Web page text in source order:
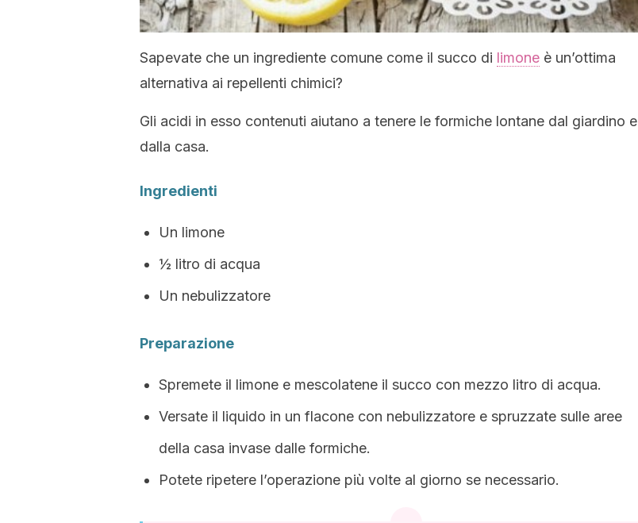
Sapevate che un ingrediente comune come il succo di limone è un’ottima
alternativa ai repellenti chimici?
Gli acidi in esso contenuti aiutano a tenere le formiche lontane dal giardino e
dalla casa.
Ingredienti
Un limone
½ litro di acqua
Un nebulizzatore
Preparazione
Spremete il limone e mescolatene il succo con mezzo litro di acqua.
Versate il liquido in un flacone con nebulizzatore e spruzzate sulle aree
della casa invase dalle formiche.
Potete ripetere l’operazione più volte al giorno se necessario.